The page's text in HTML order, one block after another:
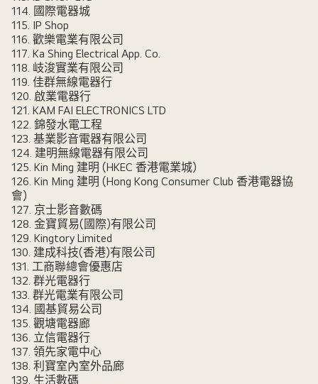
114. 國際電器城
115. IP Shop
116. 歡樂電業有限公司
117. Ka Shing Electrical App. Co.
118. 岐浚實業有限公司
119. 佳群無線電器行
120. 啟業電器行
121. KAM FAI ELECTRONICS LTD
122. 錦發水電工程
123. 基業影音電器有限公司
124. 建明無線電器有限公司
125. Kin Ming 建明 (HKEC 香港電業城)
126. Kin Ming 建明 (Hong Kong Consumer Club 香港電器協
會)
127. 京士影音數碼
128. 金寶貿易(國際)有限公司
129. Kingtory Limited
130. 建成科技(香港)有限公司
131. 工商聯總會優惠店
132. 群光電器行
133. 群光電業有限公司
134. 國基貿易公司
135. 觀塘電器廊
136. 立信電器行
137. 領先家電中心
138. 利寶室內室外品廊
139. 生活數碼